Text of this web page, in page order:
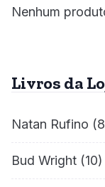
Nenhum
Livros da
Natan Rufino
Bud Wright (10)